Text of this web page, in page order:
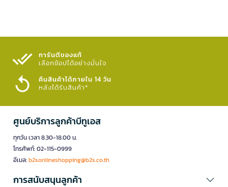
การันตีของแท้
เลือกช้อปได้อย่างมั่นใจ​
คืนสินค้าได้ภายใน 14 วัน
หลังได้รับสินค้า*
ศูนย์บริการลูกค้าบีทูเอส
ทุกวัน เวลา 8.30-18.00 น.
โทรศัพท์: 02-115-0999
อีเมล:b2sonlineshopping@b2s.co.th
การสนับสนุนลูกค้า